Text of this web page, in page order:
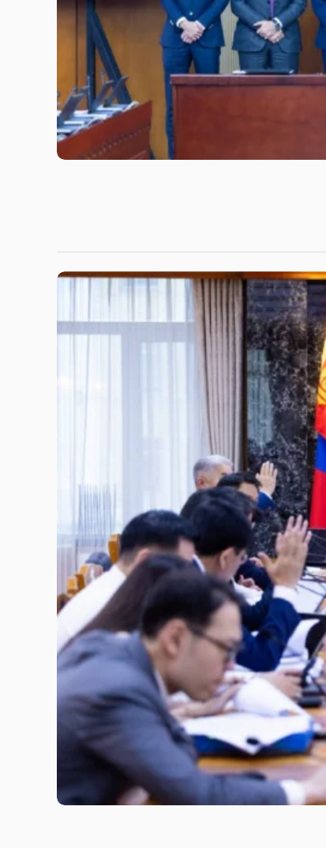
Засгийн газар төрийн өмчит
Засгийн газар төрийн өмчит компаниудын
улмаар Үндэсний хөрөнгө оруулалтын сангийн